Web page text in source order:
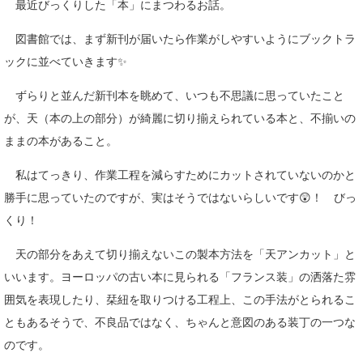
最近びっくりした「本」にまつわるお話。
図書館では、まず新刊が届いたら作業がしやすいようにブックトラ
ックに並べていきます✨
ずらりと並んだ新刊本を眺めて、いつも不思議に思っていたこと
が、天（本の上の部分）が綺麗に切り揃えられている本と、不揃いの
ままの本があること。
私はてっきり、作業工程を減らすためにカットされていないのかと
勝手に思っていたのですが、実はそうではないらしいです😲！ びっ
くり！
天の部分をあえて切り揃えないこの製本方法を「天アンカット」と
いいます。ヨーロッパの古い本に見られる「フランス装」の洒落た雰
囲気を表現したり、栞紐を取りつける工程上、この手法がとられるこ
ともあるそうで、不良品ではなく、ちゃんと意図のある装丁の一つな
のです。